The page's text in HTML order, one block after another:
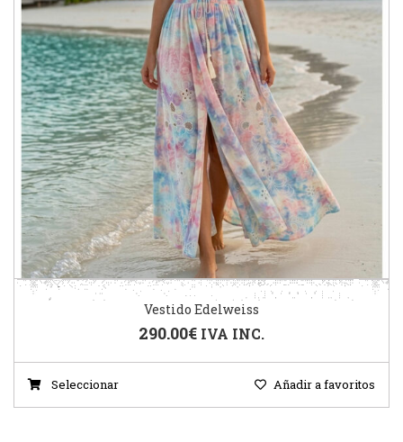
Vestido Edelweiss
290.00€ IVA INC.
Seleccionar Añadir a favoritos